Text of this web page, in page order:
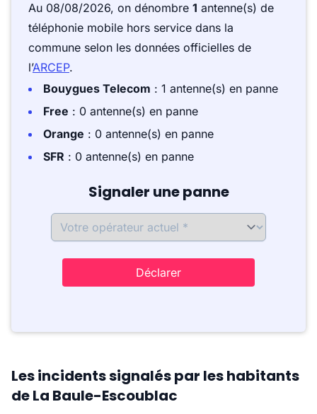
Au 08/08/2026, on dénombre 1 antenne(s) de
téléphonie mobile hors service dans la
commune selon les données officielles de
l’ARCEP.
Bouygues Telecom : 1 antenne(s) en panne
Free : 0 antenne(s) en panne
Orange : 0 antenne(s) en panne
SFR : 0 antenne(s) en panne
Signaler une panne
Déclarer
Les incidents signalés par les habitants
de La Baule-Escoublac